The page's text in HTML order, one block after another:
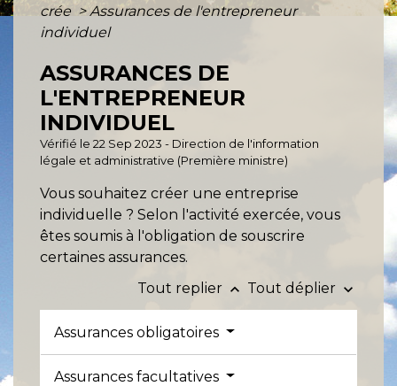
crée > Assurances de l'entrepreneur
individuel
ASSURANCES DE
L'ENTREPRENEUR
INDIVIDUEL
Vérifié le 22 Sep 2023 - Direction de l'information
légale et administrative (Première ministre)
Vous souhaitez créer une entreprise
individuelle ? Selon l'activité exercée, vous
êtes soumis à l'obligation de souscrire
certaines assurances.
Tout replier keyboard_arrow_up Tout déplier keyboard_arrow_down
Assurances obligatoires
Assurances facultatives